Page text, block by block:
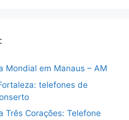
Mondial em Manaus – AM
telefones de
Três Corações: Telefone